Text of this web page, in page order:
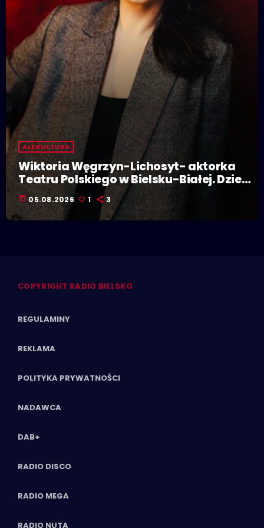
ALE KULTURA
Wiktoria Węgrzyn-Lichosyt- aktorka
Teatru Polskiego w Bielsku-Białej. Dzieje
się w Polskiej Stolicy Kultury!
today 05.08.2026 1 3
COPYRIGHT RADIO BIELSKO
REGULAMINY
REKLAMA
POLITYKA PRYWATNOŚCI
NADAWCA
DAB+
RADIO DISCO
RADIO MEGA
RADIO NUTA